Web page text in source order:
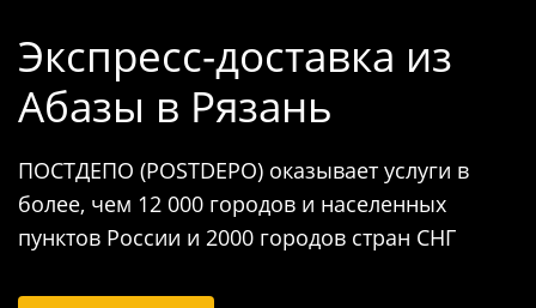
Экспресс-доставка из
Абазы в Рязань
ПОСТДЕПО (POSTDEPO) оказывает услуги в
более, чем 12 000 городов и населенных
пунктов России и 2000 городов стран СНГ